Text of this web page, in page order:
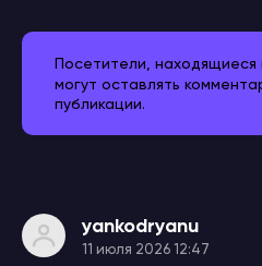
Посетители, находящиеся
могут оставлять
публикации.
yankodryanu
11 июля 2026 12:47